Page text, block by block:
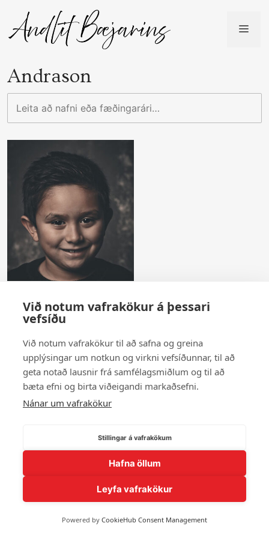
content
Andrason
að
fæðingarári…
Guðmundur Snær Andrason
Sýna fleiri andlit
Við notum vafrakökur á þessari
vefsíðu
Við notum vafrakökur til að safna og greina
upplýsingar um notkun og virkni vefsíðunnar, til að
geta notað lausnir frá samfélagsmiðlum og til að
bæta efni og birta viðeigandi markaðsefni.
Nánar um vafrakökur
Stillingar á vafrakökum
Hafna öllum
Leyfa vafrakökur
Powered by CookieHub Consent Management